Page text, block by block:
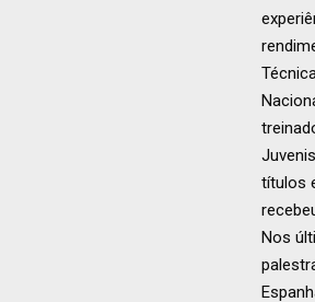
títulos
Nos